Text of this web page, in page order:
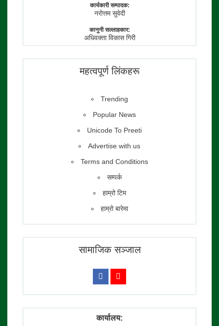
कार्यकारी सम्पादक:
नराेत्तम सुवेदी
कानुनी सल्लाहकार:
अधिवक्ता विकास गिरी
महत्वपूर्ण लिंकहरू
Trending
Popular News
Unicode To Preeti
Advertise with us
Terms and Conditions
सम्पर्क
हाम्रो टिम
हाम्रो बारेमा
सामाजिक सञ्जाल
कार्यालय: